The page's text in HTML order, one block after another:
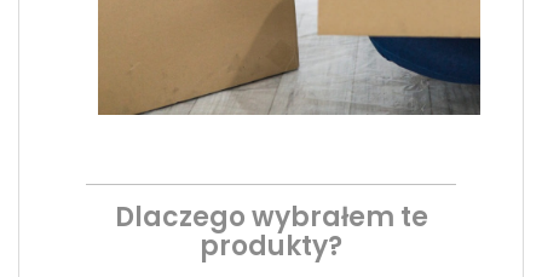
Dlaczego wybrałem te
produkty?